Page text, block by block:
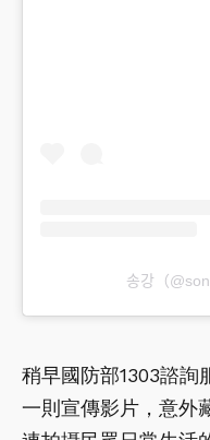
송강（
稍早國防部1303諮詢
一則宣傳影片，意外